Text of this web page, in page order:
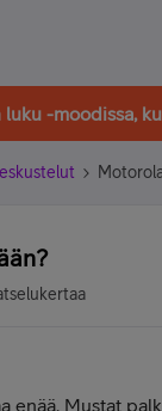
-moodissa,
enää. Mustat